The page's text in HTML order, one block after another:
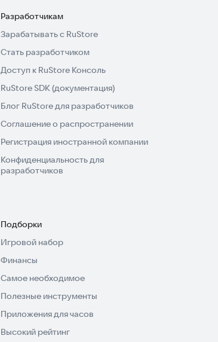
Разработчикам
Зарабатывать с RuStore
Стать разработчиком
Доступ к RuStore Консоль
RuStore SDK (документация)
Блог RuStore для разработчиков
Соглашение о распространении
Регистрация иностранной компании
Конфиденциальность для
разработчиков
Подборки
Игровой набор
Финансы
Самое необходимое
Полезные инструменты
Приложения для часов
Высокий рейтинг